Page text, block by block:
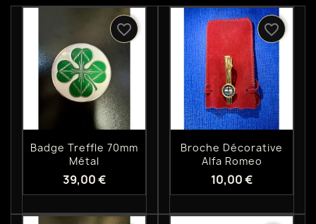
Aperçu rapide
Badge Treffle 70mm
Métal
39,00 €
favorite_border
Aperçu rapide
Broche Décorative
Alfa Romeo
10,00 €
favorite_border